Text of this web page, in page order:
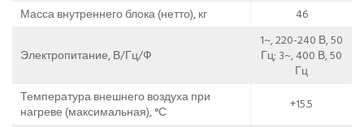
Масса внутреннего блока (нетто), кг 46
Электропитание, В/Гц/Ф
1~, 220-240 В, 50
Гц; 3~, 400 В, 50
Гц
Температура внешнего воздуха при
нагреве (максимальная), °С
+15.5